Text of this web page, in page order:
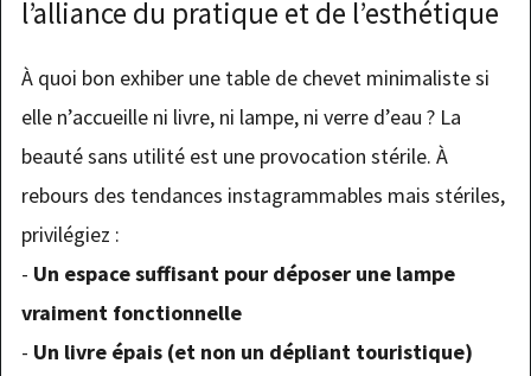
l’alliance du pratique et de l’esthétique
À quoi bon exhiber une table de chevet minimaliste si
elle n’accueille ni livre, ni lampe, ni verre d’eau ? La
beauté sans utilité est une provocation stérile. À
rebours des tendances instagrammables mais stériles,
privilégiez :
- Un espace suffisant pour déposer une lampe
vraiment fonctionnelle
- Un livre épais (et non un dépliant touristique)